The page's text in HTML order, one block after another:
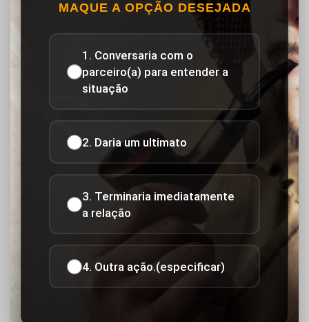
MAQUE A OPÇÃO DESEJADA
1. Conversaria com o
parceiro(a) para entender a
situação
2. Daria um ultimato
3. Terminaria imediatamente
a relação
4. Outra ação.(especificar)